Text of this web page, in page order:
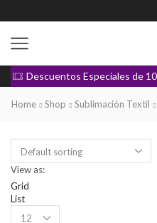
Home Shop Sublimación Textil
View as:
Grid
List